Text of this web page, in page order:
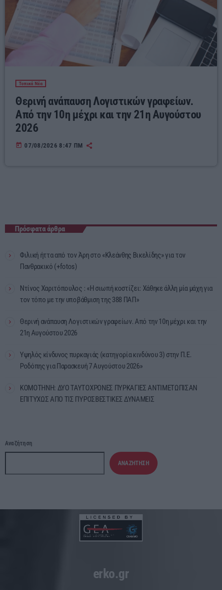
Τοπικά Νέα
Θερινή ανάπαυση Λογιστικών γραφείων.
Από την 10η μέχρι και την 21η Αυγούστου
2026
today 07/08/2026 8:47 ΠΜ
Πρόσφατα άρθρα
Φιλική ήττα από τον Άρη στο «Κλεάνθης Βικελίδης» για τον
Πανθρακικό (+fotos)
Ντίνος Χαριτόπουλος : «Η σιωπή κοστίζει: Χάθηκε άλλη μία μάχη για
τον τόπο με την υποβάθμιση της 388 ΠΑΠ»
Θερινή ανάπαυση Λογιστικών γραφείων. Από την 10η μέχρι και την
21η Αυγούστου 2026
Υψηλός κίνδυνος πυρκαγιάς (κατηγορία κινδύνου 3) στην Π.Ε.
Ροδόπης για Παρασκευή 7 Αυγούστου 2026»
ΚΟΜΟΤΗΝΗ: ΔΥΟ ΤΑΥΤΟΧΡΟΝΕΣ ΠΥΡΚΑΓΙΕΣ ΑΝΤΙΜΕΤΩΠΙΣΑΝ
ΕΠΙΤΥΧΩΣ ΑΠΟ ΤΙΣ ΠΥΡΟΣΒΕΣΤΙΚΕΣ ΔΥΝΑΜΕΙΣ
Αναζήτηση
ΑΝΑΖΉΤΗΣΗ
erko.gr